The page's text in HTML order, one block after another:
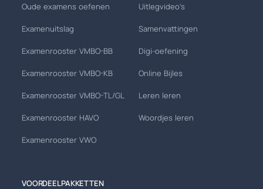
Oude examens oefenen
Examenuitslag
Examenrooster VMBO-BB
Examenrooster VMBO-KB
Examenrooster VMBO-TL/GL
Examenrooster HAVO
Examenrooster VWO
Uitlegvideo's
Samenvattingen
Digi-oefening
Online Bijles
Leren leren
Woordjes leren
VOORDEELPAKKETTEN